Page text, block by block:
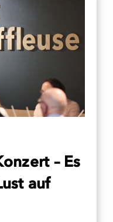
– Es
auf